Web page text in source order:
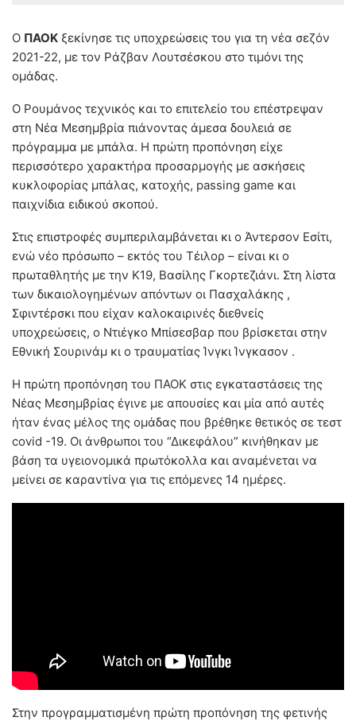
O ΠΑΟΚ ξεκίνησε τις υποχρεώσεις του για τη νέα σεζόν
2021-22, με τον Ράζβαν Λουτσέσκου στο τιμόνι της
ομάδας.
Ο Ρουμάνος τεχνικός και το επιτελείο του επέστρεψαν
στη Νέα Μεσημβρία πιάνοντας άμεσα δουλειά σε
πρόγραμμα με μπάλα. Η πρώτη προπόνηση είχε
περισσότερο χαρακτήρα προσαρμογής με ασκήσεις
κυκλοφορίας μπάλας, κατοχής, passing game και
παιχνίδια ειδικού σκοπού.
Στις επιστροφές συμπεριλαμβάνεται κι ο Άντερσον Εσίτι,
ενώ νέο πρόσωπο – εκτός του Τέιλορ – είναι κι ο
πρωταθλητής με την Κ19, Βασίλης Γκορτεζιάνι. Στη λίστα
των δικαιολογημένων απόντων οι Πασχαλάκης ,
Σφιντέρσκι που είχαν καλοκαιρινές διεθνείς
υποχρεώσεις, ο Ντιέγκο Μπίσεσβαρ που βρίσκεται στην
Εθνική Σουρινάμ κι ο τραυματίας Ίνγκι Ίνγκασον .
Η πρώτη προπόνηση του ΠΑΟΚ στις εγκαταστάσεις της
Νέας Μεσημβρίας έγινε με απουσίες και μία από αυτές
ήταν ένας μέλος της ομάδας που βρέθηκε θετικός σε τεστ
covid -19. Oι άνθρωποι του “Δικεφάλου” κινήθηκαν με
βάση τα υγειονομικά πρωτόκολλα και αναμένεται να
μείνει σε καραντίνα για τις επόμενες 14 ημέρες.
Στην προγραμματισμένη πρώτη προπόνηση της φετινής